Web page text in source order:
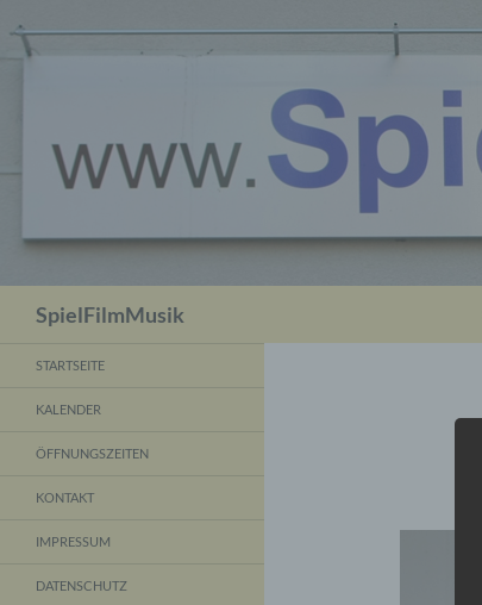
SpielFilmMusik
STARTSEITE
KALENDER
ÖFFNUNGSZEITEN
KONTAKT
IMPRESSUM
DATENSCHUTZ